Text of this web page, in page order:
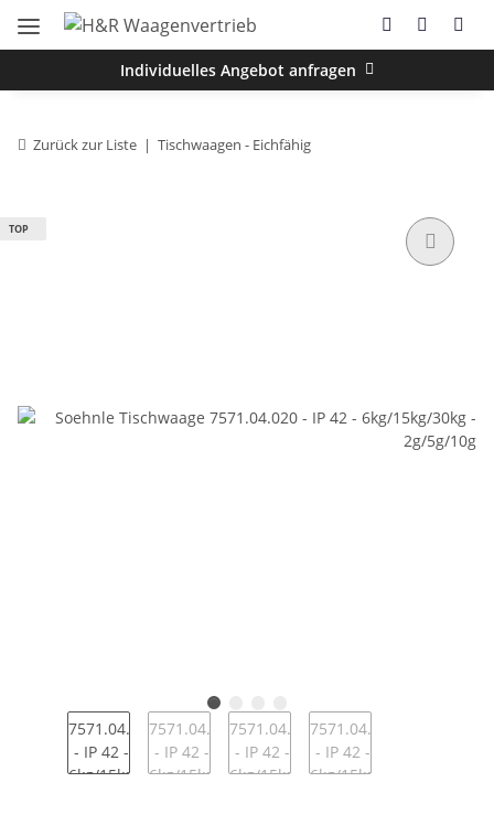
Individuelles Angebot anfragen
Zurück zur Liste Tischwaagen - Eichfähig
TOP